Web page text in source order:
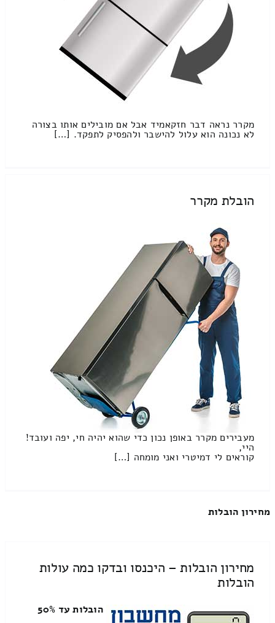
מקרר נראה דבר חזקאמיד אבל אם מובילים אותו בצורה
לא נכונה הוא עלול להישבר ולהפסיק לתפקד. […]
הובלת מקרר
מעבירים מקרר באופן נכון כדי שהוא יהיה חי, יפה ועובד!
היי,
קוראים לי דמיטרי ואני מומחה […]
מחירון הובלות
מחירון הובלות – היכנסו ובדקו כמה עולות
הובלות
הובלות עד 50%